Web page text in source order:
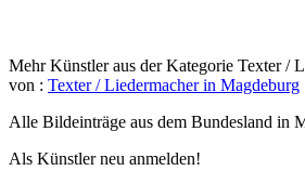
Mehr Künstler aus der Kategorie Texter /
von : Texter / Liedermacher in Magdeburg
Alle Bildeinträge aus dem Bundesland in
Als Künstler neu anmelden!